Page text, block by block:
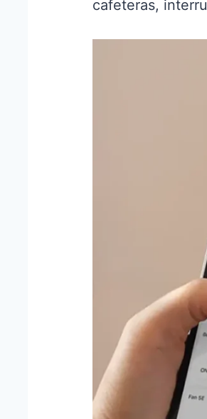
cafeteras,